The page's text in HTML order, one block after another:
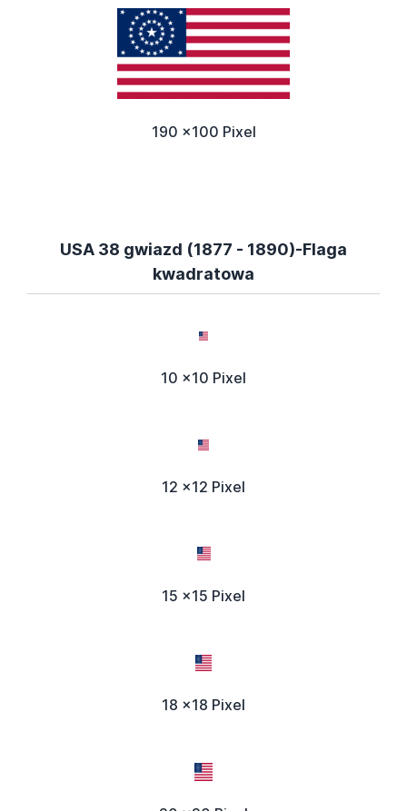
190 x100 Pixel
USA 38 gwiazd (1877 - 1890)-Flaga
kwadratowa
10 x10 Pixel
12 x12 Pixel
15 x15 Pixel
18 x18 Pixel